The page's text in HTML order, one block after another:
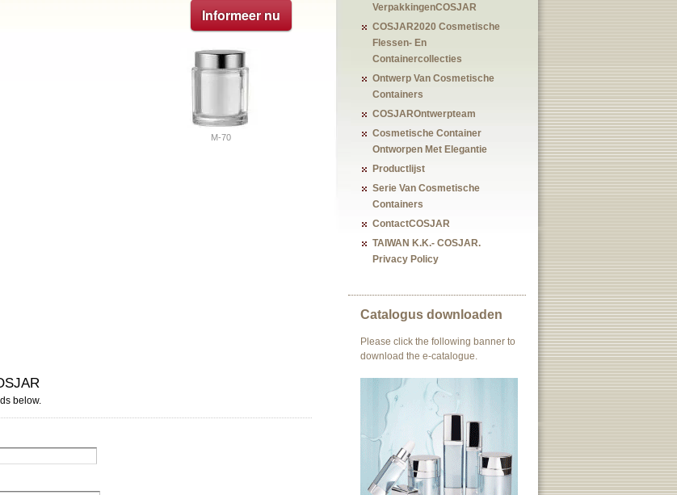
Informeer nu
M-70
VerpakkingenCOSJAR
COSJAR2020 Cosmetische
Flessen- En
Containercollecties
Ontwerp Van Cosmetische
Containers
COSJAROntwerpteam
Cosmetische Container
Ontworpen Met Elegantie
Productlijst
Serie Van Cosmetische
Containers
ContactCOSJAR
TAIWAN K.K.- COSJAR.
Privacy Policy
Catalogus downloaden
Please click the following banner to
download the e-catalogue.